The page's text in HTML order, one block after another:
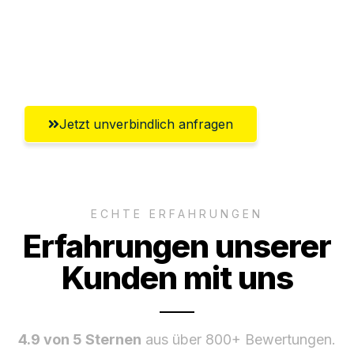
Jetzt unverbindlich anfragen
ECHTE ERFAHRUNGEN
Erfahrungen unserer
Kunden mit uns
4.9 von 5 Sternen aus über 800+ Bewertungen.